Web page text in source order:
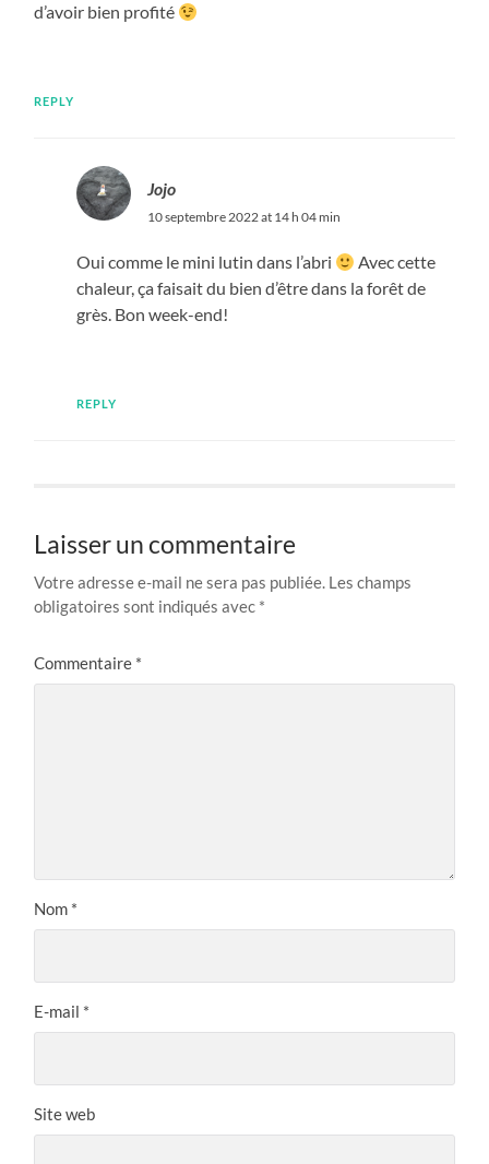
d’avoir bien profité
REPLY
Jojo
10 septembre 2022 at 14 h 04 min
Oui comme le mini lutin dans l’abri
Avec cette
chaleur, ça faisait du bien d’être dans la forêt de
grès. Bon week-end!
REPLY
Laisser un commentaire
Votre adresse e-mail ne sera pas publiée. Les champs
obligatoires sont indiqués avec *
Commentaire *
Nom *
E-mail *
Site web